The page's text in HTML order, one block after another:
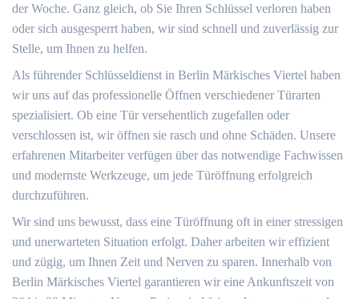
der Woche. Ganz gleich, ob Sie Ihren Schlüssel verloren haben
oder sich ausgesperrt haben, wir sind schnell und zuverlässig zur
Stelle, um Ihnen zu helfen.
Als führender Schlüsseldienst in Berlin Märkisches Viertel haben
wir uns auf das professionelle Öffnen verschiedener Türarten
spezialisiert. Ob eine Tür versehentlich zugefallen oder
verschlossen ist, wir öffnen sie rasch und ohne Schäden. Unsere
erfahrenen Mitarbeiter verfügen über das notwendige Fachwissen
und modernste Werkzeuge, um jede Türöffnung erfolgreich
durchzuführen.
Wir sind uns bewusst, dass eine Türöffnung oft in einer stressigen
und unerwarteten Situation erfolgt. Daher arbeiten wir effizient
und zügig, um Ihnen Zeit und Nerven zu sparen. Innerhalb von
Berlin Märkisches Viertel garantieren wir eine Ankunftszeit von